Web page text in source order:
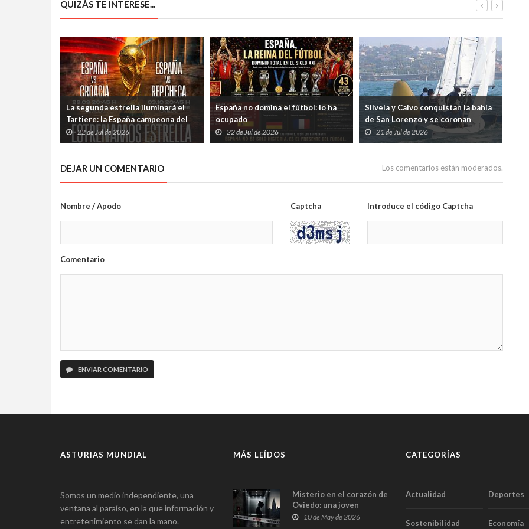
QUIZÁS TE INTERESE...
La segunda estrella iluminará el
Tartiere: la España campeona del
mundo jugará en Oviedo el 3 de
octubre
22 de Jul de 2026
España no domina el fútbol: lo ha
ocupado
22 de Jul de 2026
Silvela y Calvo conquistan la bahía
de San Lorenzo y se coronan
campeones de Asturias de Snipe
21 de Jul de 2026
DEJAR UN COMENTARIO Los comentarios están moderados.
Nombre / Apodo Captcha Introduce el código Captcha
Comentario
ENVIAR COMENTARIO
ASTURIAS MUNDIAL
Somos un medio independiente, una
ventana al paraíso, en la que información y
entretenimiento se dan la mano.
MÁS LEÍDOS
Misterio en el corazón de
Oviedo: una joven
aparece muerta dentro
10 de May de 2026
CATEGORÍAS
Actualidad Deportes
Sostenibilidad Economía